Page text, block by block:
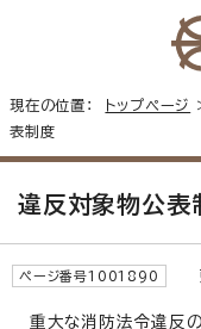
現在の位置： トップページ
表制度
違反対象物公表
ページ番号1001890
重大な消防法令違反